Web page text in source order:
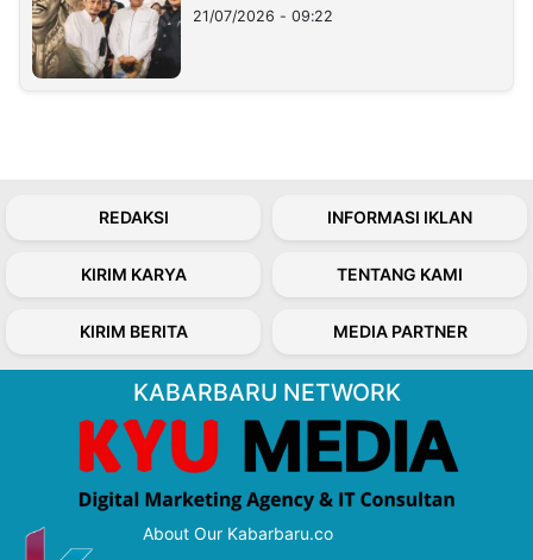
21/07/2026 - 09:22
REDAKSI INFORMASI IKLAN
KIRIM KARYA TENTANG KAMI
KIRIM BERITA MEDIA PARTNER
KABARBARU NETWORK
About Our Kabarbaru.co